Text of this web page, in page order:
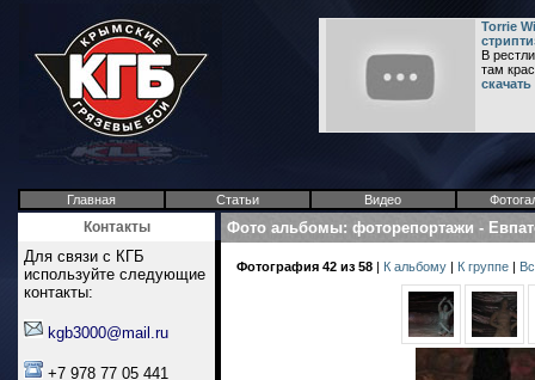
Torrie
В
там
Главная Статьи Видео
Контакты
Для связи с КГБ
используйте следующие
контакты:
kgb3000@mail.ru
+7 978 77 05 441
Фото альбомы: фоторепортажи -
Фотография 42 из 58 | К альбому | К группе |